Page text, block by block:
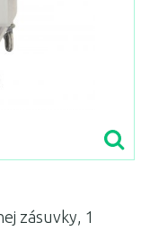
zásuvky, 1